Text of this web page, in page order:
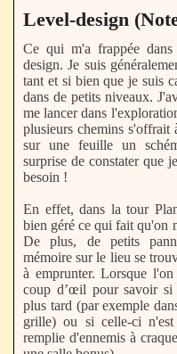
Level-design
Ce qui m'a frappée
design. Je suis
tant et si bien que je suis
dans de petits niveaux.
me lancer dans
plusieurs chemins s'offrait
sur une feuille un
surprise de constater que
besoin !
En effet, dans la tour
bien géré ce qui fait qu'on
De plus, de petits
mémoire sur le lieu se
à emprunter. Lorsque
coup d’œil pour savoir si
plus tard (par exemple
grille) ou si celle-ci
remplie d'ennemis à